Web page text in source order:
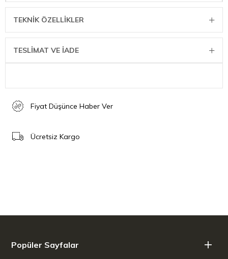
Birinci sınıf teknoloji
Profesyonel Aroma Öğütücü, kahvenin aromasını %12,2 artırarak
daha düzgün bir öğütme sağlar. Yenilikçi ince köpük teknolojisi ise
oluşturur. İki fincan fonksiyonu sayesinde ENA 8, artık aynı anda iki
sade kahve spesiyalitesi hazırlayabilir. Akıllı süt sistemi temizleme
etmenizi sağlar. ENA 8, WiFi teknolojisi sayesinde J.O.E.® ile
TEKNIK ÖZELLIKLER
TESLİMAT VE İADE
Fiyat Düşünce Haber Ver
Ücretsiz Kargo
Popüler Sayfalar